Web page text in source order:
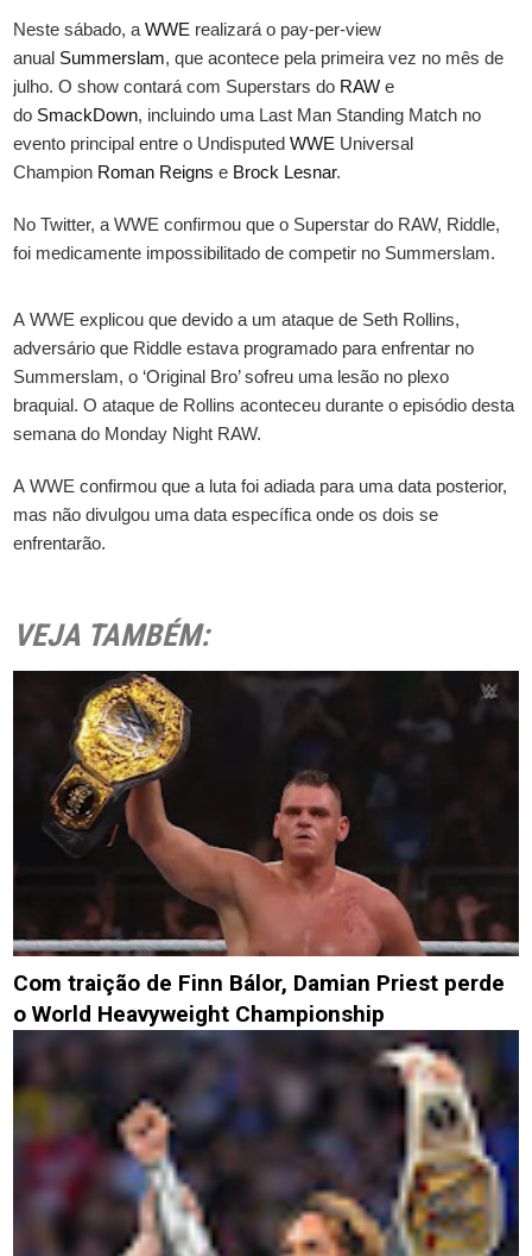
Neste sábado, a WWE realizará o pay-per-view
anual Summerslam, que acontece pela primeira vez no mês de
julho. O show contará com Superstars do RAW e
do SmackDown, incluindo uma Last Man Standing Match no
evento principal entre o Undisputed WWE Universal
Champion Roman Reigns e Brock Lesnar.
No Twitter, a WWE confirmou que o Superstar do RAW, Riddle,
foi medicamente impossibilitado de competir no Summerslam.
A WWE explicou que devido a um ataque de Seth Rollins,
adversário que Riddle estava programado para enfrentar no
Summerslam, o ‘Original Bro’ sofreu uma lesão no plexo
braquial. O ataque de Rollins aconteceu durante o episódio desta
semana do Monday Night RAW.
A WWE confirmou que a luta foi adiada para uma data posterior,
mas não divulgou uma data específica onde os dois se
enfrentarão.
VEJA TAMBÉM:
Com traição de Finn Bálor, Damian Priest perde
o World Heavyweight Championship